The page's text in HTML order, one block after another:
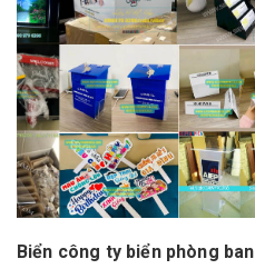
Biển công ty biển phòng